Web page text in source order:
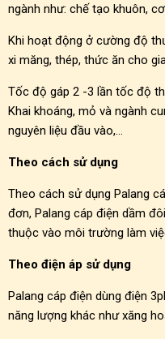
ngành như: chế tạo khuôn,
Khi hoạt động ở cường độ
xi măng, thép, thức ăn cho
Tốc độ gáp 2 -3 lần tốc độ
Khai khoáng, mỏ và ngành
nguyên liệu đầu vào,…
Theo cách sử dụng
Theo cách sử dụng Palang
đơn, Palang cáp điện dầm
thuộc vào môi trường làm
Theo điện áp sử dụng
Palang cáp điện dùng điện
năng lượng khác như xăng